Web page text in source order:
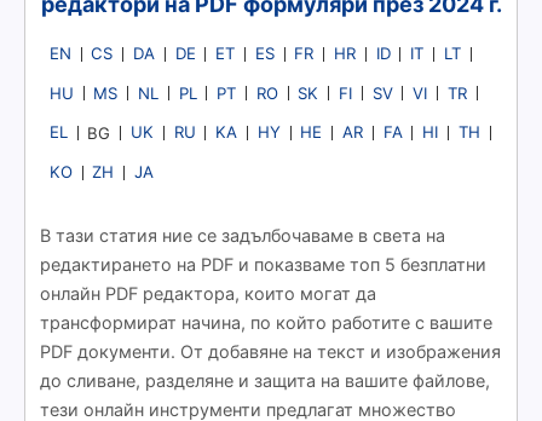
EN CS DA DE ET ES FR HR ID IT LT
HU MS NL PL PT RO SK FI SV VI TR
EL BG UK RU KA HY HE AR FA HI TH
KO ZH JA
В тази статия ние се задълбочаваме в света на
редактирането на PDF и показваме топ 5 безплатни
онлайн PDF редактора, които могат да
трансформират начина, по който работите с вашите
PDF документи. От добавяне на текст и изображения
до сливане, разделяне и защита на вашите файлове,
тези онлайн инструменти предлагат множество